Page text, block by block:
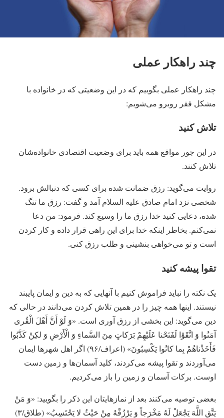
چند راهکار عملی
چند راهکار عملی بگوییم که در این وضعیتی که در خانواده با
مشکل فقر روبرو می‌شویم:
تلاش کنید
در این جور مواقع همه باید برای وضعیت اقتصادی خانواده‌شان
تلاش کنند.
روایت می‌گوید: رزق ضمانت شده برای کسی که دنبالش برود.
شخصی نزد امام صادق علیه السلام آمد و گفت: رزق ما تنگ
شده، دعایی کنید خدا رزق ما را وسیع کند. فرمود: من دعا
نمی‌کنم. بخاطر اینکه خدا برای این راهی قرار داده و کار کردن
است و تو می‌خواهی بنشینی و طلب رزق کنی.
تقوا پیشه کنید
یک نکته را نباید فراموش کنیم با آنهایی که به دین و ایمان پایبند
نیستند. اینها همه چیز را در همین تلاش کردن می‌دانند در حالی که
دین می‌گوید: این بخشی از رزق آوری است. «وَ لَوْ أَنَّ أَهْلَ الْقُرى‏
آمَنُوا وَ اتَّقَوْا لَفَتَحْنا عَلَیْهِمْ بَرَکاتٍ مِنَ السَّماءِ وَ الْأَرْضِ وَ لکِنْ کَذَّبُوا
فَأَخَذْناهُمْ بِما کانُوا یَکْسِبُونَ» (اعراف/۹۶) اگر اهل شهرها ایمان
می‌آوردند و تقوا پیشه می‌کردند، کلید آسمان‌ها و زمین دست
اوست. برکات آسمان و زمین را باز می‌کردیم.
بعضی توصیه می‌کنند بعد از نمازهایتان این ذکر را بگویید: «وَ مَنْ
یَتَّقِ‏ اللَّهَ‏ یَجْعَلْ لَهُ مَخْرَجاً وَ یَرْزُقْهُ مِنْ حَیْثُ لا یَحْتَسِبُ» (طلاق/۳)